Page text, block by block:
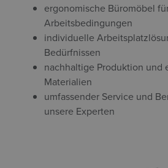
ergonomische Büromöbel
Arbeitsbedingungen
individuelle
Bedürfnissen
nachhaltige Produktion und
Materialien
umfassender Service und
unsere Experten